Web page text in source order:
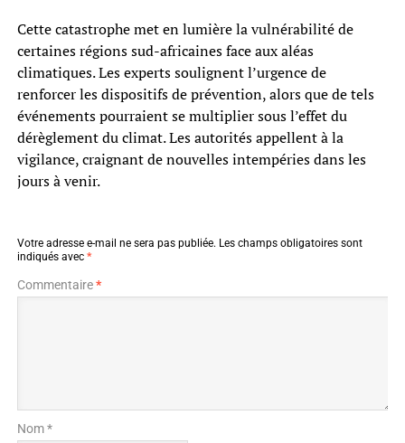
Cette catastrophe met en lumière la vulnérabilité de
certaines régions sud-africaines face aux aléas
climatiques. Les experts soulignent l’urgence de
renforcer les dispositifs de prévention, alors que de tels
événements pourraient se multiplier sous l’effet du
dérèglement du climat. Les autorités appellent à la
vigilance, craignant de nouvelles intempéries dans les
jours à venir.
Votre adresse e-mail ne sera pas publiée. Les champs obligatoires sont
indiqués avec *
Commentaire*
Nom *